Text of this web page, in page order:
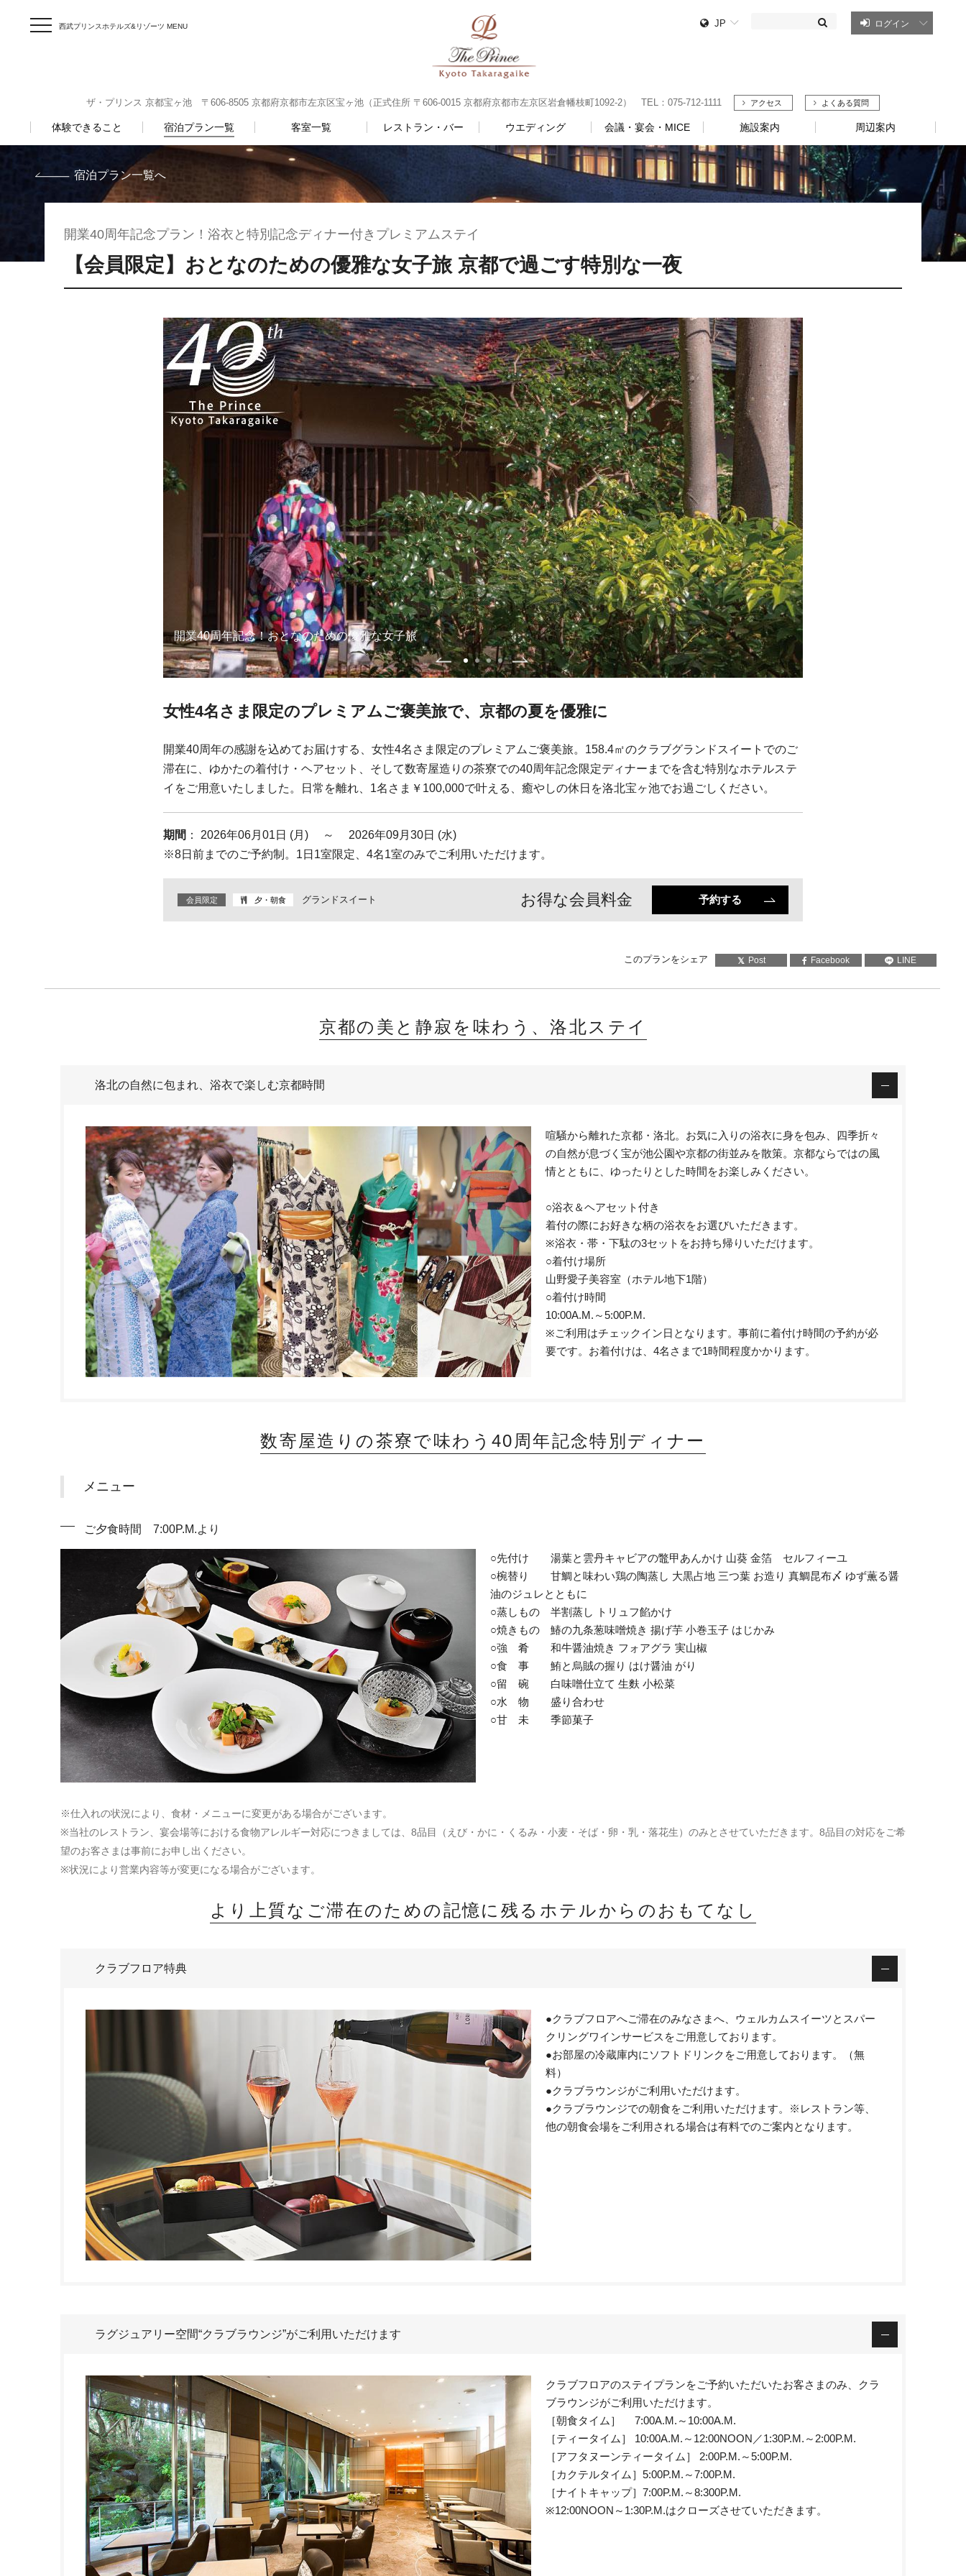
西武プリンスホテルズ&リゾーツ MENU JP ログイン
ザ・プリンス 京都宝ヶ池 〒606-8505 京都府京都市左京区宝ヶ池（正式住所 〒606-0015 京都府京都市左京区岩倉幡枝町1092-2） TEL：075-712-1111 アクセス よくある質問
体験できること 宿泊プラン一覧 客室一覧 レストラン・バー ウエディング 会議・宴会・MICE 施設案内 周辺案内
宿泊プラン一覧へ
開業40周年記念プラン！浴衣と特別記念ディナー付きプレミアムステイ
【会員限定】おとなのための優雅な女子旅 京都で過ごす特別な一夜
開業40周年記念！おとなのための優雅な女子旅
女性4名さま限定のプレミアムご褒美旅で、京都の夏を優雅に
開業40周年の感謝を込めてお届けする、女性4名さま限定のプレミアムご褒美旅。158.4㎡のクラブグランドスイートでのご
滞在に、ゆかたの着付け・ヘアセット、そして数寄屋造りの茶寮での40周年記念限定ディナーまでを含む特別なホテルステ
イをご用意いたしました。日常を離れ、1名さま￥100,000で叶える、癒やしの休日を洛北宝ヶ池でお過ごしください。
期間 ： 2026年06月01日 (月) ～ 2026年09月30日 (水)
※8日前までのご予約制。1日1室限定、4名1室のみでご利用いただけます。
会員限定 夕・朝食 グランドスイート お得な会員料金 予約する
このプランをシェア Post Facebook LINE
京都の美と静寂を味わう、洛北ステイ
洛北の自然に包まれ、浴衣で楽しむ京都時間
喧騒から離れた京都・洛北。お気に入りの浴衣に身を包み、四季折々
の自然が息づく宝が池公園や京都の街並みを散策。京都ならではの風
情とともに、ゆったりとした時間をお楽しみください。
○浴衣＆ヘアセット付き
着付の際にお好きな柄の浴衣をお選びいただきます。
※浴衣・帯・下駄の3セットをお持ち帰りいただけます。
○着付け場所
山野愛子美容室（ホテル地下1階）
○着付け時間
10:00A.M.～5:00P.M.
※ご利用はチェックイン日となります。事前に着付け時間の予約が必
要です。お着付けは、4名さまで1時間程度かかります。
数寄屋造りの茶寮で味わう40周年記念特別ディナー
メニュー
ご夕食時間 7:00P.M.より
○先付け 湯葉と雲丹キャビアの鼈甲あんかけ 山葵 金箔 セルフィーユ
○椀替り 甘鯛と味わい鶏の陶蒸し 大黒占地 三つ葉 お造り 真鯛昆布〆 ゆず薫る醤
油のジュレとともに
○蒸しもの 半割蒸し トリュフ餡かけ
○焼きもの 鰆の九条葱味噌焼き 揚げ芋 小巻玉子 はじかみ
○強 肴 和牛醤油焼き フォアグラ 実山椒
○食 事 鮪と烏賊の握り はけ醤油 がり
○留 碗 白味噌仕立て 生麩 小松菜
○水 物 盛り合わせ
○甘 未 季節菓子
※仕入れの状況により、食材・メニューに変更がある場合がございます。
※当社のレストラン、宴会場等における食物アレルギー対応につきましては、8品目（えび・かに・くるみ・小麦・そば・卵・乳・落花生）のみとさせていただきます。8品目の対応をご希
望のお客さまは事前にお申し出ください。
※状況により営業内容等が変更になる場合がございます。
より上質なご滞在のための記憶に残るホテルからのおもてなし
クラブフロア特典
●クラブフロアへご滞在のみなさまへ、ウェルカムスイーツとスパー
クリングワインサービスをご用意しております。
●お部屋の冷蔵庫内にソフトドリンクをご用意しております。（無
料）
●クラブラウンジがご利用いただけます。
●クラブラウンジでの朝食をご利用いただけます。※レストラン等、
他の朝食会場をご利用される場合は有料でのご案内となります。
ラグジュアリー空間“クラブラウンジ”がご利用いただけます
クラブフロアのステイプランをご予約いただいたお客さまのみ、クラ
ブラウンジがご利用いただけます。
［朝食タイム］ 7:00A.M.～10:00A.M.
［ティータイム］ 10:00A.M.～12:00NOON／1:30P.M.～2:00P.M.
［アフタヌーンティータイム］ 2:00P.M.～5:00P.M.
［カクテルタイム］5:00P.M.～7:00P.M.
［ナイトキャップ］7:00P.M.～8:300P.M.
※12:00NOON～1:30P.M.はクローズさせていただきます。